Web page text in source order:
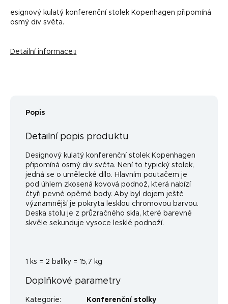
esignový kulatý konferenční stolek Kopenhagen připomíná
osmý div světa.
Detailní informace
Popis
Detailní popis produktu
Designový kulatý konferenční stolek Kopenhagen
připomíná osmý div světa. Není to typický stolek,
jedná se o umělecké dílo. Hlavním poutačem je
pod úhlem zkosená kovová podnož, která nabízí
čtyři pevné opěrné body. Aby byl dojem ještě
významnější je pokryta lesklou chromovou barvou.
Deska stolu je z průzračného skla, které barevně
skvěle sekunduje vysoce lesklé podnoží.
1 ks = 2 balíky = 15,7 kg
Doplňkové parametry
Kategorie:
Konferenční stolky